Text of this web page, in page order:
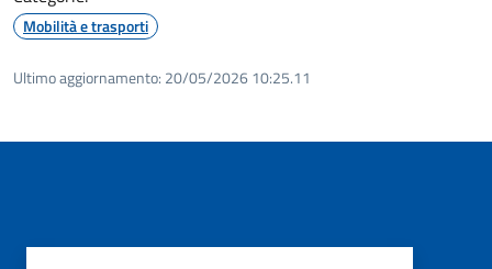
Mobilità e trasporti
Ultimo aggiornamento: 20/05/2026 10:25.11